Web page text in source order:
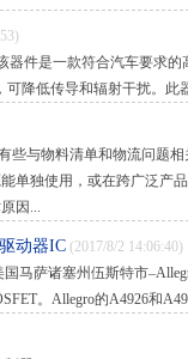
器件是一款符合汽车要求
降低传导和辐射干扰。此
与物料清单和物流问题
单独使用，或在跨广泛产
因...
动器IC (2017/8/2 14:06:40)
马萨诸塞州伍斯特市
。Allegro的A4926和